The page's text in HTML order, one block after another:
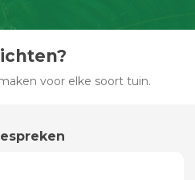
voor elke soort tuin.